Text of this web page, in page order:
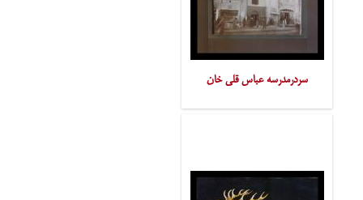
سردرمدرسه عباس قلی خان